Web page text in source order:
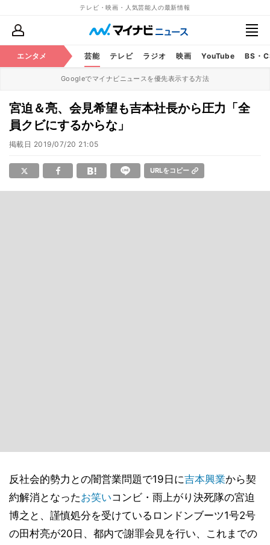
テレビ・映画・人気芸能人の最新情報
エンタメ 芸能 テレビ ラジオ 映画 YouTube BS・
Googleでマイナビニュースを優先表示する方法
宮迫＆亮、会見希望も吉本社長から圧力「全
員クビにするからな」
掲載日 2019/07/20 21:05
URLをコピー
反社会的勢力との闇営業問題で19日に吉本興業から契
約解消となったお笑いコンビ・雨上がり決死隊の宮迫
博之と、謹慎処分を受けているロンドンブーツ1号2号
の田村亮が20日、都内で謝罪会見を行い、これまでの